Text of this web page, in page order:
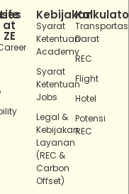
Life
at
ZE
Kebijakan
Syarat
Ketentuan
Academy
Syarat
Ketentuan
Jobs
Legal &
Kebijakan
Layanan
(REC &
Carbon
Offset)
Darat
REC
Flight
Hotel
Potensi
REC